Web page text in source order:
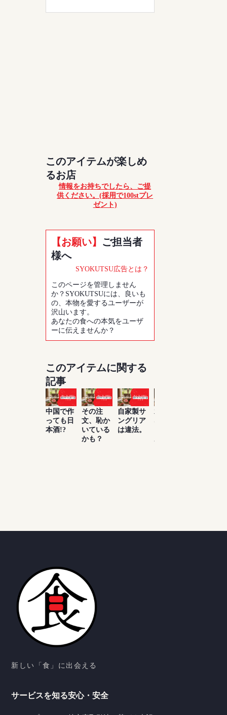
このアイテムが楽しめ
るお店
情報をお持ちでしたら、ご提
供ください。(採用で100stプレ
ゼント)
【お願い】
ご担当者
様へ
SYOKUTSU広告とは？
このページを管理しません
か？SYOKUTSUには、良いも
の、本物を愛するユーザーが
沢山います。
あなたの食への本気をユーザ
ーに伝えませんか？
このアイテムに関する
記事
中国で作
っても日
本酒!?
その注
文、恥か
いている
かも？
自家製サ
ングリア
は違法。
水は飲め
ないけ
新しい「食」に出会える
サービスを知る安心・安全